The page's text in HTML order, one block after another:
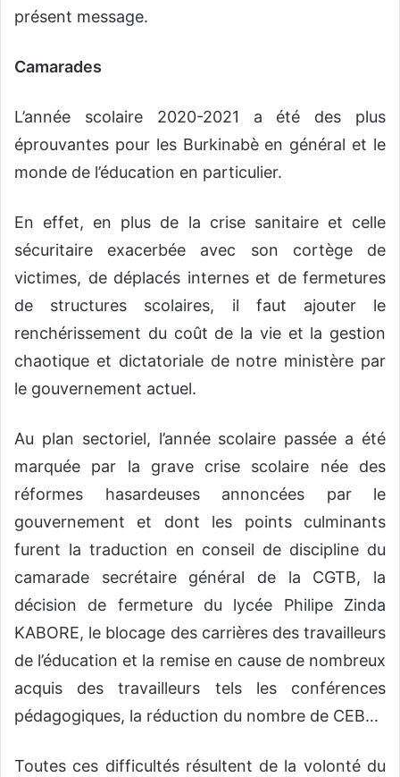
présent message.
Camarades
L’année scolaire 2020-2021 a été des plus
éprouvantes pour les Burkinabè en général et le
monde de l’éducation en particulier.
En effet, en plus de la crise sanitaire et celle
sécuritaire exacerbée avec son cortège de
victimes, de déplacés internes et de fermetures
de structures scolaires, il faut ajouter le
renchérissement du coût de la vie et la gestion
chaotique et dictatoriale de notre ministère par
le gouvernement actuel.
Au plan sectoriel, l’année scolaire passée a été
marquée par la grave crise scolaire née des
réformes hasardeuses annoncées par le
gouvernement et dont les points culminants
furent la traduction en conseil de discipline du
camarade secrétaire général de la CGTB, la
décision de fermeture du lycée Philipe Zinda
KABORE, le blocage des carrières des travailleurs
de l’éducation et la remise en cause de nombreux
acquis des travailleurs tels les conférences
pédagogiques, la réduction du nombre de CEB…
Toutes ces difficultés résultent de la volonté du